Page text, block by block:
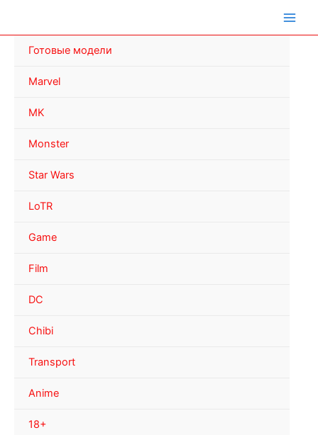
Готовые модели
Marvel
MK
Monster
Star Wars
LoTR
Game
Film
DC
Chibi
Transport
Anime
18+